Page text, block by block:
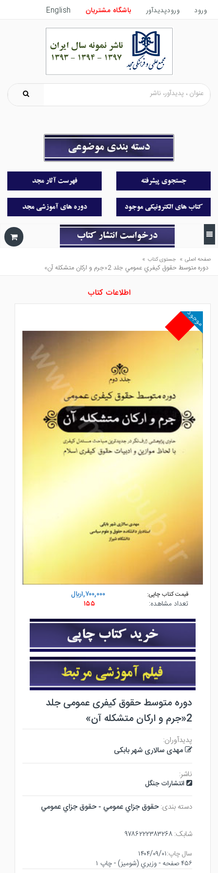
ورود ورودپدیدآور باشگاه مشتریان English
صفحه اصلی » جستوی کتاب »
دوره متوسط حقوق كيفري عمومي جلد 2«جرم و اركان متشكله آن»
اطلاعات کتاب
موجود
قیمت کتاب چاپی:
۱,۷۰۰,۰۰۰ريال
تعداد مشاهده:
۱۵۵
دوره متوسط حقوق کیفری عمومی جلد
2«جرم و ارکان متشکله آن»
پدیدآوران:
مهدی سالاری شهر بابکی
ناشر:
انتشارات جنگل
دسته بندی: حقوق جزاي عمومي - حقوق جزاي عمومي
شابک: ۹۷۸۶۲۲۲۳۸۳۲۶۸
سال چاپ:۱۴۰۴/۰۹/۰۱
۴۵۶ صفحه - وزيري (شوميز) - چاپ ۱